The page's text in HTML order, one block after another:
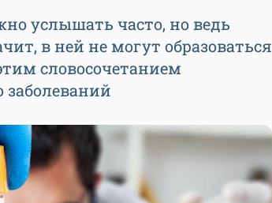
услышать часто, но ведь
в ней не могут образоваться
словосочетанием
заболеваний